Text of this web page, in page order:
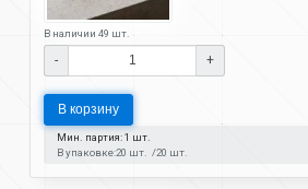
В наличии 49 шт.
- +
В корзину
Мин. партия: 1 шт.
В упаковке:20 шт. 20 шт.